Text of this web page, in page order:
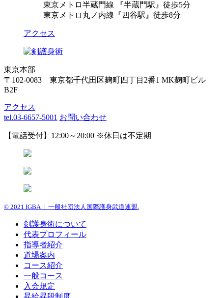
東京メトロ半蔵門線 『半蔵門駅』徒歩5分
東京メトロ丸ノ内線『四谷駅』徒歩8分
アクセス
東京本部
〒102-0083 東京都千代田区麹町四丁目2番1 MK麹町ビル
B2F
アクセス
tel.03-6657-5001 お問い合わせ
【電話受付】12:00～20:00 ※休日は不定期
© 2021 IGBA ｜一般社団法人国際護身武道連盟.
剣護身術について
代表プロフィール
指導者紹介
道場案内
コース紹介
一般コース
入会規定